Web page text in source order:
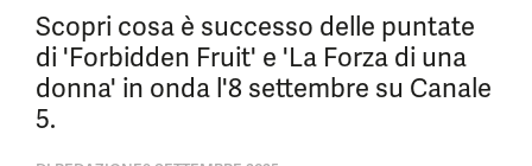
Scopri cosa è successo delle puntate
di 'Forbidden Fruit' e 'La Forza di una
donna' in onda l'8 settembre su Canale
5.